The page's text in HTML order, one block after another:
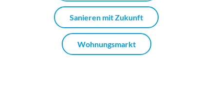
Sanieren mit Zukunft
Wohnungsmarkt